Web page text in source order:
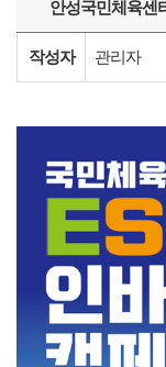
안성국민체육센
작성자 관리자